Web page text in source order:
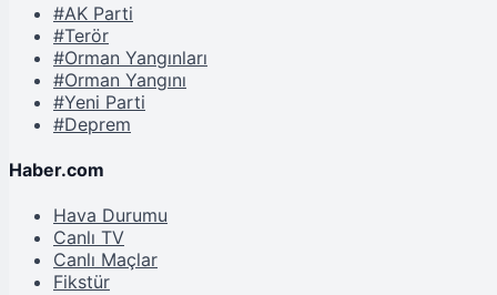
#AK Parti
#Terör
#Orman Yangınları
#Orman Yangını
#Yeni Parti
#Deprem
Haber.com
Hava Durumu
Canlı TV
Canlı Maçlar
Fikstür